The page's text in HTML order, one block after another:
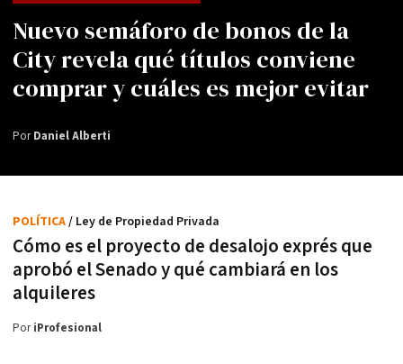
Nuevo semáforo de bonos de la
City revela qué títulos conviene
comprar y cuáles es mejor evitar
PorDaniel Alberti
Cómo es el proyecto de desalojo exprés que
aprobó el Senado y qué cambiará en los
alquileres
POLÍTICA/ Ley de Propiedad Privada
PoriProfesional